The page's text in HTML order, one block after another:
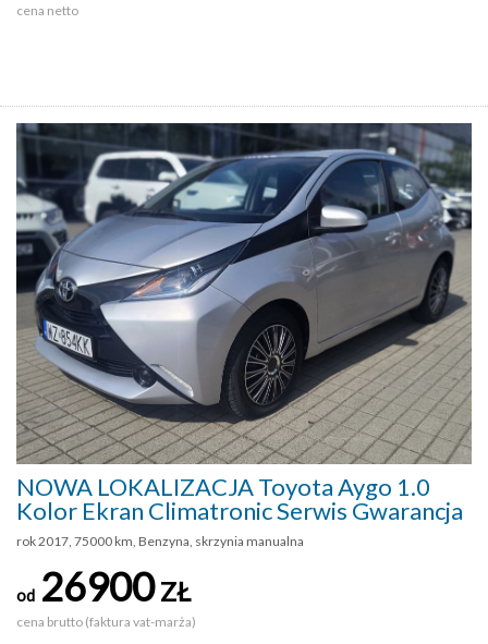
cena netto
NOWA LOKALIZACJA Toyota Aygo 1.0
Kolor Ekran Climatronic Serwis Gwarancja
rok 2017, 75000 km, Benzyna, skrzynia manualna
od 26900ZŁ
cena brutto (faktura vat-marża)